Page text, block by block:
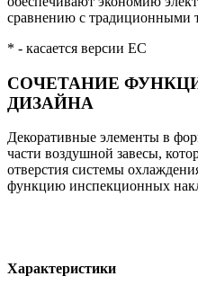
сравнению с традиционными
* - касается версии EC
СОЧЕТАНИЕ
ДИЗАЙНА
Декоративные элементы в
части воздушной завесы,
отверстия системы
функцию инспекционных
Характеристики